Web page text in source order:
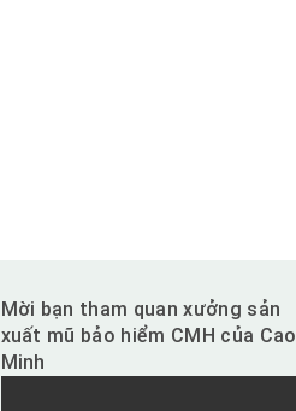
Mời bạn tham quan xưởng sản
xuất mũ bảo hiểm CMH của Cao
Minh